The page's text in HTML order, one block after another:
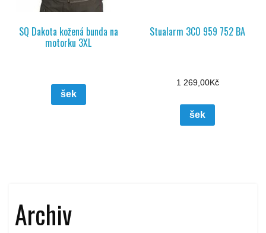
SQ Dakota kožená bunda na
motorku 3XL
šek
Stualarm 3C0 959 752 BA
1 269,00Kč
šek
Archiv